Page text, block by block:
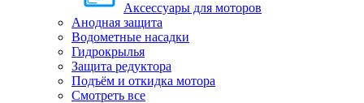
Аксессуары для моторов
Анодная защита
Водометные насадки
Гидрокрылья
Защита редуктора
Подъём и откидка мотора
Смотреть все